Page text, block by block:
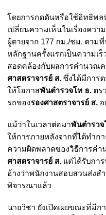
โดยการกดดันหรือใช้อิทธิพล
เปลี่ยนความเห็นในเรื่องคว
ผู้ตายจาก 177 กม./ชม. ตาม
หลักฐานครั้งแรกเป็นความเร็
สอดคล้องกับผลการคำนวณค
ศาสตราจารย์ ส. ซึ่งได้มีการ
ให้โอกาสพันตำรวจโท ธ. ตร
รถของรองศาสตราจารย์ ส.
แม้ว่าในเวลาต่อมาพันตำรวจ
ให้การภายหลังจากที่ได้ทำก
ความผิดพลาดของวิธีการคำ
ศาสตราจารย์ ส. แต่ได้รับกา
อ้างว่าพนักงานสอบสวนส่งส
พิจารณาแล้ว
นายวิชา ยังเปิดเผยขณะที่มีก